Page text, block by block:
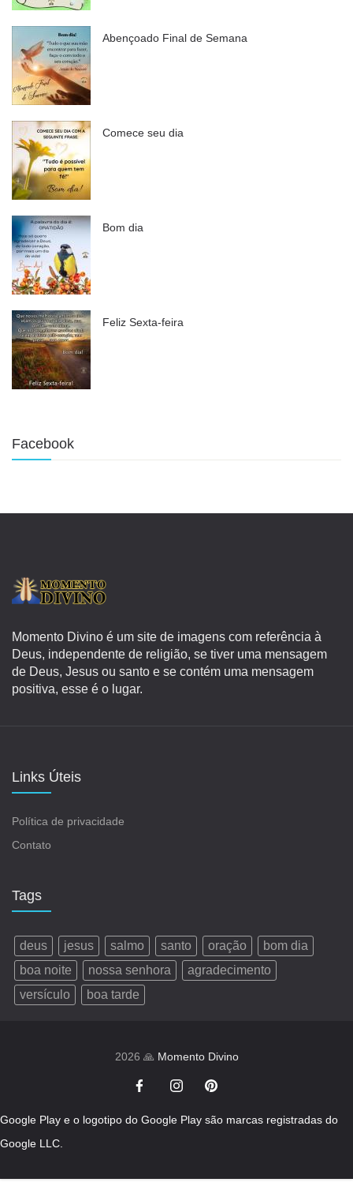
Abençoado Final de Semana
Comece seu dia
Bom dia
Feliz Sexta-feira
Facebook
Momento Divino é um site de imagens com referência à
Deus, independente de religião, se tiver uma mensagem
de Deus, Jesus ou santo e se contém uma mensagem
positiva, esse é o lugar.
Links Úteis
Política de privacidade
Contato
Tags
deus jesus salmo santo oração
bom dia
boa noite
nossa senhora
agradecimento
versículo
boa tarde
2026 🙏 Momento Divino
Google Play e o logotipo do Google Play são marcas registradas do
Google LLC.